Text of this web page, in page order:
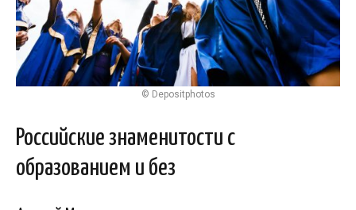
© Depositphotos
Российские знаменитости с
образованием и без